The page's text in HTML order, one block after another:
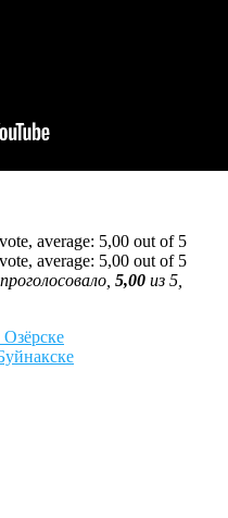
проголосовало, 5,00 из 5,